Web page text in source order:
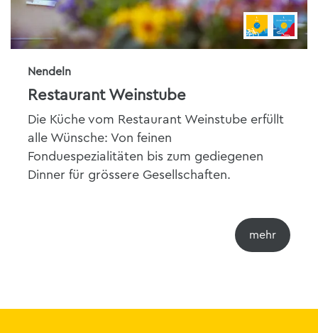
Nendeln
Restaurant Weinstube
Die Küche vom Restaurant Weinstube erfüllt
alle Wünsche: Von feinen
Fonduespezialitäten bis zum gediegenen
Dinner für grössere Gesellschaften.